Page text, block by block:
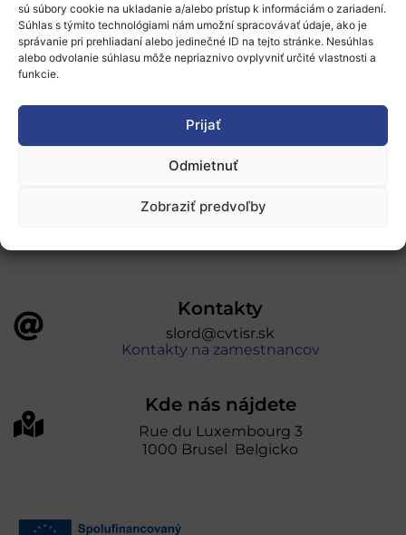
sú súbory cookie na ukladanie a/alebo prístup k informáciám o zariadení.
Súhlas s týmito technológiami nám umožní spracovávať údaje, ako je
správanie pri prehliadaní alebo jedinečné ID na tejto stránke. Nesúhlas
alebo odvolanie súhlasu môže nepriaznivo ovplyvniť určité vlastnosti a
funkcie.
Prijať
Odmietnuť
Zobraziť predvoľby
Stáže a pobyty
Novinky
úniou v rámci Programu Slovensko. Portál
prevádzkuje Centrum vedecko-technických
Kontakty
slord@cvtisr.sk
Kontakty na zamestnancov
Kde nás nájdete
Rue du Luxembourg 3
1000 Brusel Belgicko